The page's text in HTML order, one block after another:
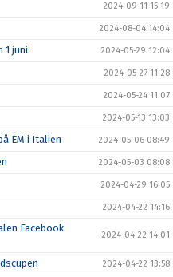
2024-09-11 15:19
2024-08-04 14:04
1 juni 2024-05-29 12:04
2024-05-27 11:28
2024-05-24 11:07
2024-05-13 13:03
EM i Italien 2024-05-06 08:49
2024-05-03 08:08
2024-04-29 16:05
2024-04-22 14:16
Facebook
2024-04-22 14:01
2024-04-22 13:58